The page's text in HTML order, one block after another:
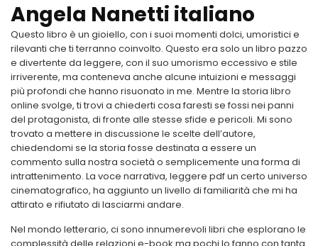
Angela Nanetti italiano
Questo libro è un gioiello, con i suoi momenti dolci, umoristici e
rilevanti che ti terranno coinvolto. Questo era solo un libro pazzo
e divertente da leggere, con il suo umorismo eccessivo e stile
irriverente, ma conteneva anche alcune intuizioni e messaggi
più profondi che hanno risuonato in me. Mentre la storia libro
online svolge, ti trovi a chiederti cosa faresti se fossi nei panni
del protagonista, di fronte alle stesse sfide e pericoli. Mi sono
trovato a mettere in discussione le scelte dell’autore,
chiedendomi se la storia fosse destinata a essere un
commento sulla nostra società o semplicemente una forma di
intrattenimento. La voce narrativa, leggere pdf un certo universo
cinematografico, ha aggiunto un livello di familiarità che mi ha
attirato e rifiutato di lasciarmi andare.
Nel mondo letterario, ci sono innumerevoli libri che esplorano le